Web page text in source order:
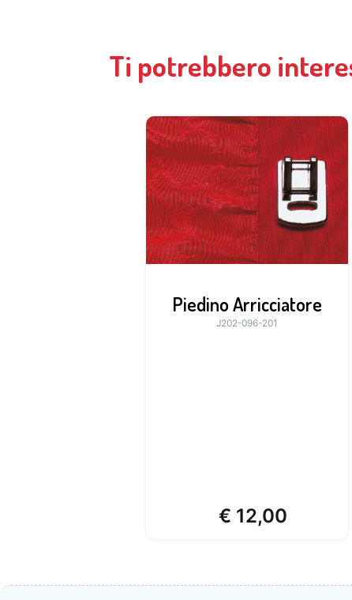
Ti potrebbero
Piedino Arricciatore
J202-096-201
€ 12,00